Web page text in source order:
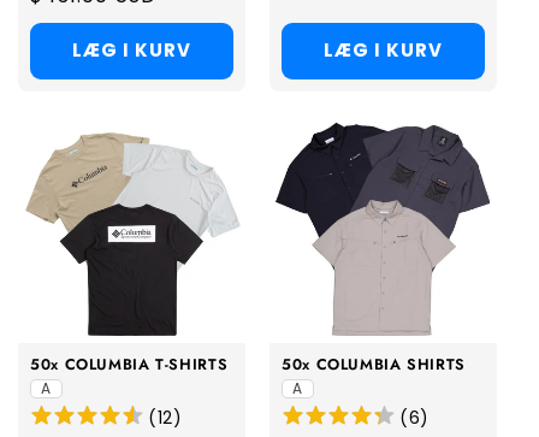
price
LÆG I KURV LÆG I KURV
50x COLUMBIA T-SHIRTS
A
(12)
50x COLUMBIA SHIRTS
A
(6)